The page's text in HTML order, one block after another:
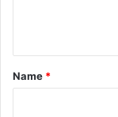
*
Name *